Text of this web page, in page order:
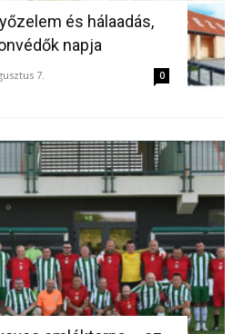
és hálaadás,
napja
7. 0